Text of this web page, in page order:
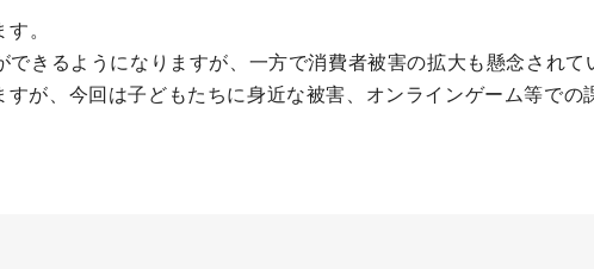
。
きるようになりますが、一方で消費者被害の拡大も懸念されて
が、今回は子どもたちに身近な被害、オンラインゲーム等での